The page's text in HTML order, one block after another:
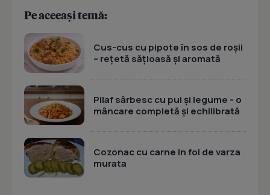
Pe aceeași temă:
Cus-cus cu pipote în sos de roșii
– rețetă sățioasă și aromată
Pilaf sârbesc cu pui și legume - o
mâncare completă și echilibrată
Cozonac cu carne in foi de varza
murata